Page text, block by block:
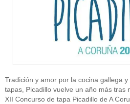
Tradición y amor por la cocina gallega
tapas, Picadillo vuelve un año más tras
XII Concurso de tapa Picadillo de A